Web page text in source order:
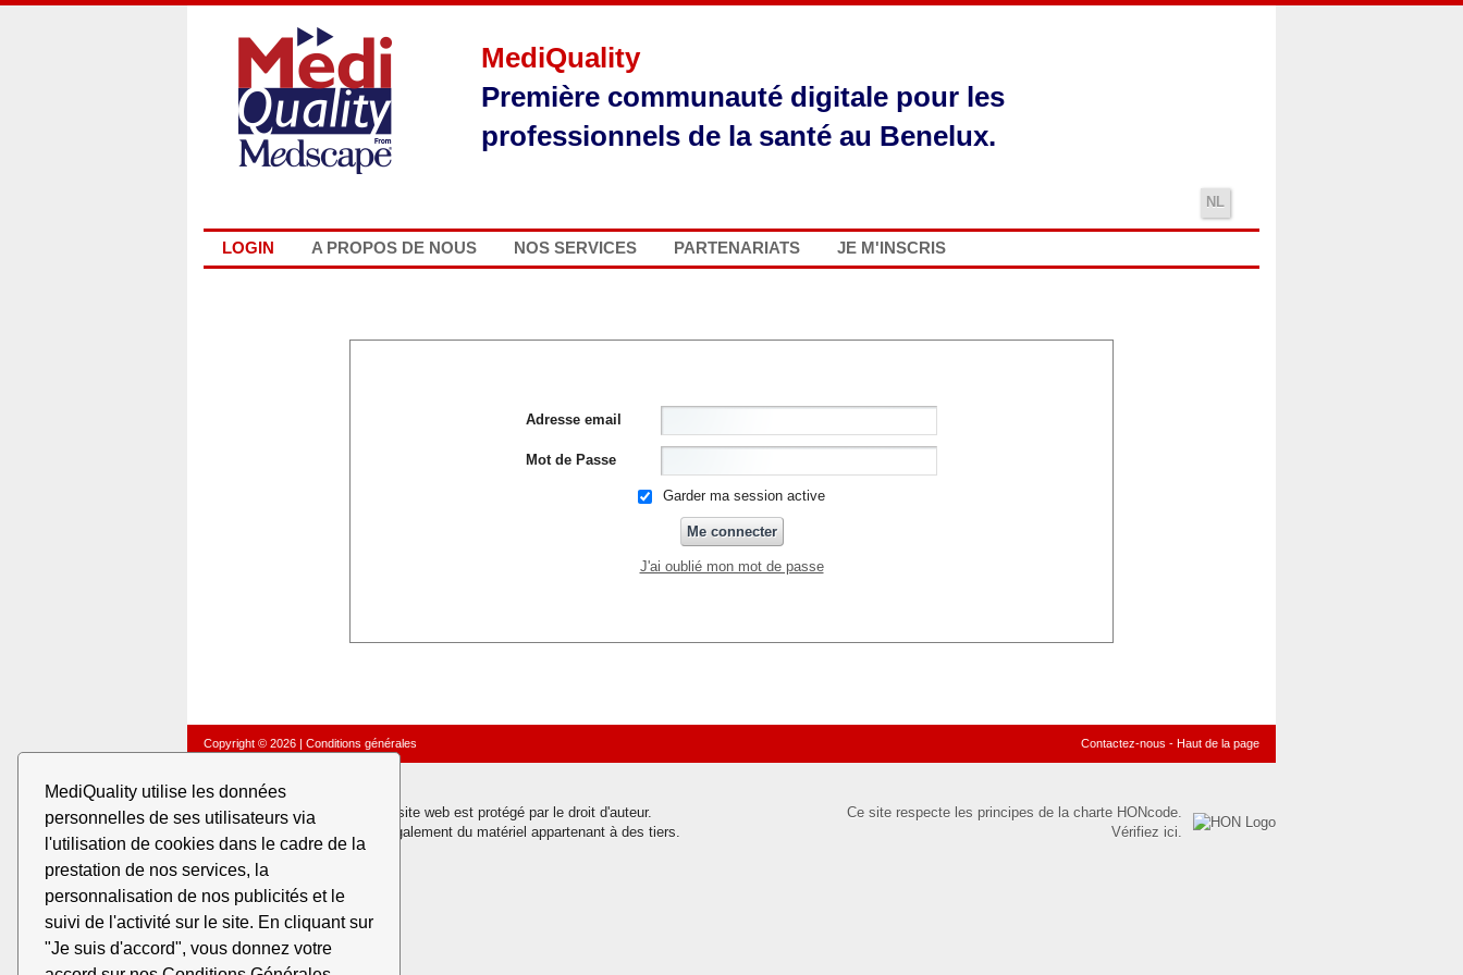
MediQuality utilise les données
personnelles de ses utilisateurs via
l'utilisation de cookies dans le cadre de la
prestation de nos services, la
personnalisation de nos publicités et le
suivi de l'activité sur le site. En cliquant sur
"Je suis d'accord", vous donnez votre
MediQuality
Première communauté digitale pour les
professionnels de la santé au Benelux.
NL
LOGIN A PROPOS DE NOUS NOS SERVICES PARTENARIATS JE M'INSCRIS
Adresse email
Mot de Passe
Garder ma session active
J'ai oublié mon mot de passe
Contactez-nous - Haut de la page
Copyright © 2026 | Conditions générales
Le contenu de ce site web est protégé par le droit d'auteur.
Ce site contient également du matériel appartenant à des tiers.
Ce site respecte les principes de la charte HONcode.
Vérifiez ici.